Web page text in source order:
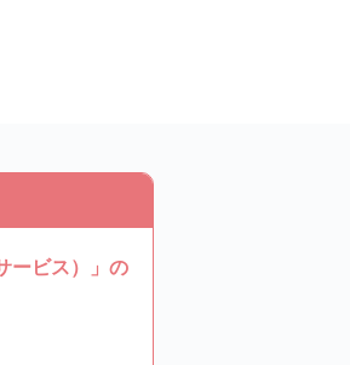
ービス）」の